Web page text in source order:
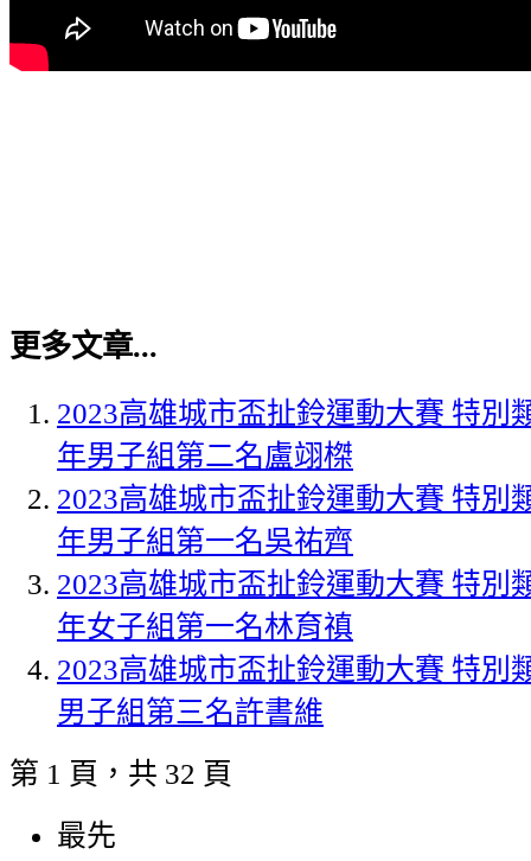
更多文章...
2023高雄城市盃扯鈴運動大賽 特別
年男子組第二名盧翊榤
2023高雄城市盃扯鈴運動大賽 特別
年男子組第一名吳祐齊
2023高雄城市盃扯鈴運動大賽 特別
年女子組第一名林育禛
2023高雄城市盃扯鈴運動大賽 特別
男子組第三名許書維
第 1 頁，共 32 頁
最先